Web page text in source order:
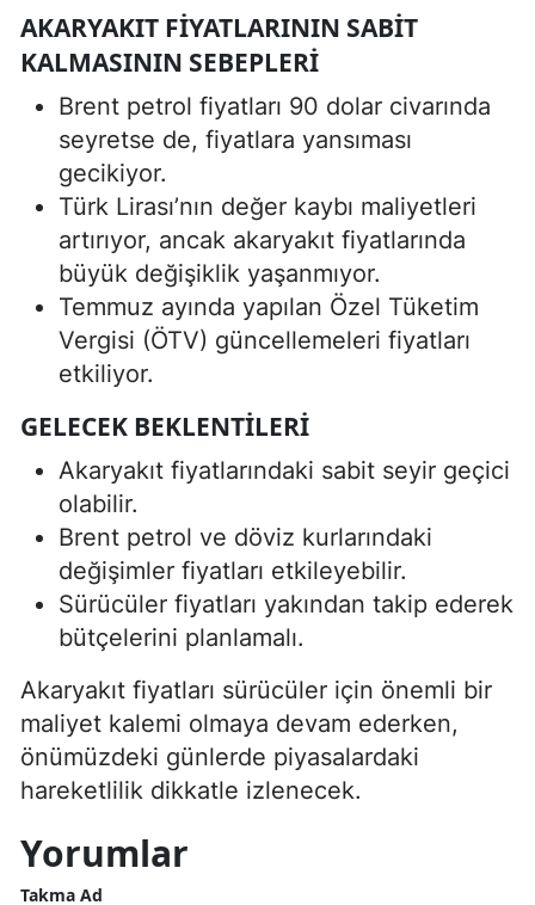
AKARYAKIT FIYATLARININ SABIT
KALMASININ SEBEPLERI
Brent petrol fiyatları 90 dolar civarında
seyretse de, fiyatlara yansıması
gecikiyor.
Türk Lirası’nın değer kaybı maliyetleri
artırıyor, ancak akaryakıt fiyatlarında
büyük değişiklik yaşanmıyor.
Temmuz ayında yapılan Özel Tüketim
Vergisi (ÖTV) güncellemeleri fiyatları
etkiliyor.
GELECEK BEKLENTILERI
Akaryakıt fiyatlarındaki sabit seyir geçici
olabilir.
Brent petrol ve döviz kurlarındaki
değişimler fiyatları etkileyebilir.
Sürücüler fiyatları yakından takip ederek
bütçelerini planlamalı.
Akaryakıt fiyatları sürücüler için önemli bir
maliyet kalemi olmaya devam ederken,
önümüzdeki günlerde piyasalardaki
hareketlilik dikkatle izlenecek.
Yorumlar
Takma Ad